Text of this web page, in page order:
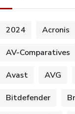
2024 Acronis
AV-Comparatives
Avast AVG
Bitdefender